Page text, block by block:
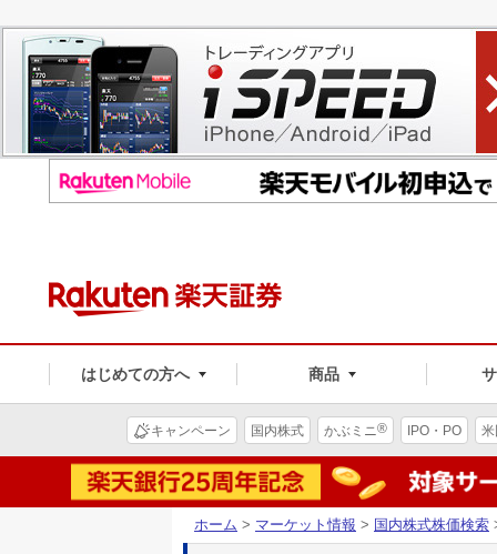
はじめての方へ 商品
キャンペーン 国内株式 かぶミニ® IPO・PO
ホーム > マーケット情報 > 国内株式株価検索